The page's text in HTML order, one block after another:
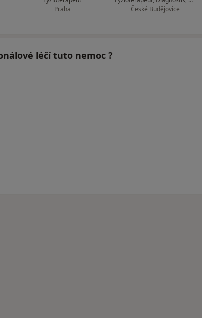
Praha
České Budějovice
léčí tuto nemoc ?